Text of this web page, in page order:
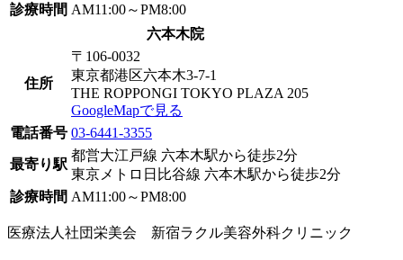
診療時間 AM11:00～PM8:00
六本木院
住所
〒106-0032
東京都港区六本木3-7-1
THE ROPPONGI TOKYO PLAZA 205
GoogleMapで見る
電話番号 03-6441-3355
最寄り駅
都営大江戸線 六本木駅から徒歩2分
東京メトロ日比谷線 六本木駅から徒歩2分
診療時間 AM11:00～PM8:00
医療法人社団栄美会 新宿ラクル美容外科クリニック